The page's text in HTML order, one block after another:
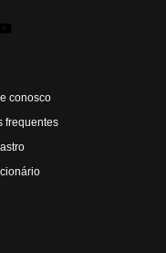
conosco
frequentes